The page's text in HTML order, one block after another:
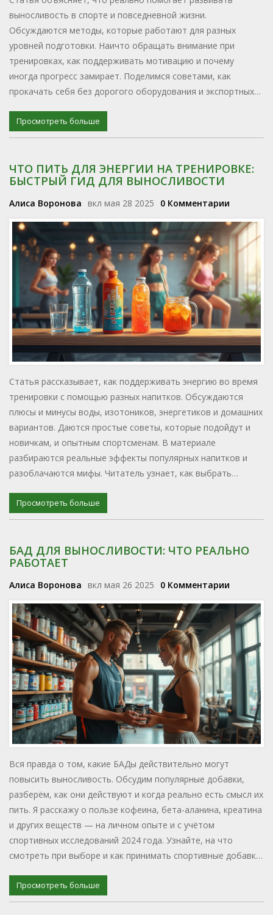
выносливость в спорте и повседневной жизни.
Обсуждаются методы, которые работают для разных
уровней подготовки. Наичто обращать внимание при
тренировках, как поддерживать мотивацию и почему
иногда прогресс замирает. Поделимся советами, как
прокачать себя без дорогого оборудования и экспортных
пользы.
Просмотреть больше
ЧТО ПИТЬ ДЛЯ ЭНЕРГИИ НА ТРЕНИРОВКЕ:
БЫСТРЫЙ ГИД ДЛЯ ВЫНОСЛИВОСТИ
Алиса Воронова вкл мая 28 2025 0 Комментарии
Статья рассказывает, как поддерживать энергию во время
тренировки с помощью разных напитков. Обсуждаются
плюсы и минусы воды, изотоников, энергетиков и домашних
вариантов. Даются простые советы, которые подойдут и
новичкам, и опытным спортсменам. В материале
разбираются реальные эффекты популярных напитков и
разоблачаются мифы. Читатель узнает, как выбрать
Просмотреть больше
БАД ДЛЯ ВЫНОСЛИВОСТИ: ЧТО РЕАЛЬНО
РАБОТАЕТ
Алиса Воронова вкл мая 26 2025 0 Комментарии
Вся правда о том, какие БАДы действительно могут
повысить выносливость. Обсудим популярные добавки,
разберём, как они действуют и когда реально есть смысл их
пить. Я расскажу о пользе кофеина, бета-аланина, креатина
и других веществ — на личном опыте и с учётом
спортивных исследований 2024 года. Узнайте, на что
смотреть при выборе и как принимать спортивные добавки
пустых обещаний маркетинга.
Просмотреть больше